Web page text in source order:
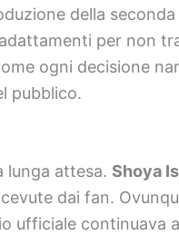
della
per non
ogni decisione
pubblico.
lunga attesa. Shoya
dai fan.
ufficiale continuava